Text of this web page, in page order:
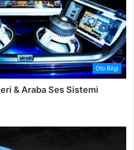
Oto Bilgi
& Araba Ses Sistemi